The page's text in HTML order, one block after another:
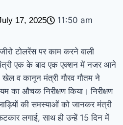
17, 2025 11:50 am
टोलरेंस पर काम करने वाली
मंत्री एक के बाद एक एक्शन में नजर आने
व कानून मंत्री गौरव गौतम ने
का औचक निरीक्षण किया। निरीक्षण
की समस्याओं को जानकर मंत्री
लगाई, साथ ही उन्हें 15 दिन में